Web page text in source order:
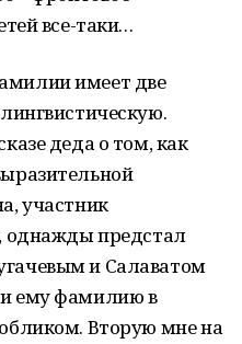
все-таки…
имеет две
деда о том, как
участник
однажды предстал
и Салаватом
ему фамилию в
Вторую мне на